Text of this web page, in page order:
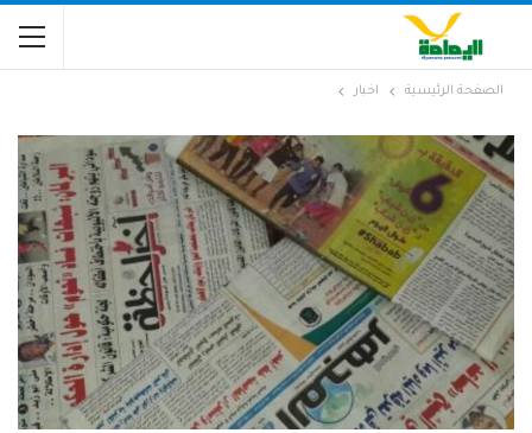
الصفحة الرئيسية اخبار